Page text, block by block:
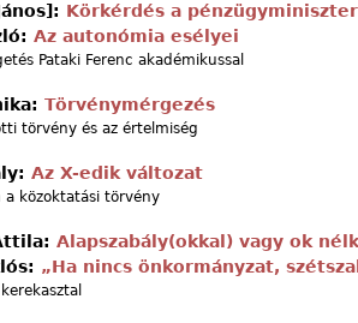
Körkérdés a
Az autonómia esélyei
Pataki Ferenc akadémikussal
Törvénymérgezés
törvény és az értelmiség
Az X-edik változat
a közoktatási törvény
Alapszabály(okkal) vagy ok
„Ha nincs önkormányzat,